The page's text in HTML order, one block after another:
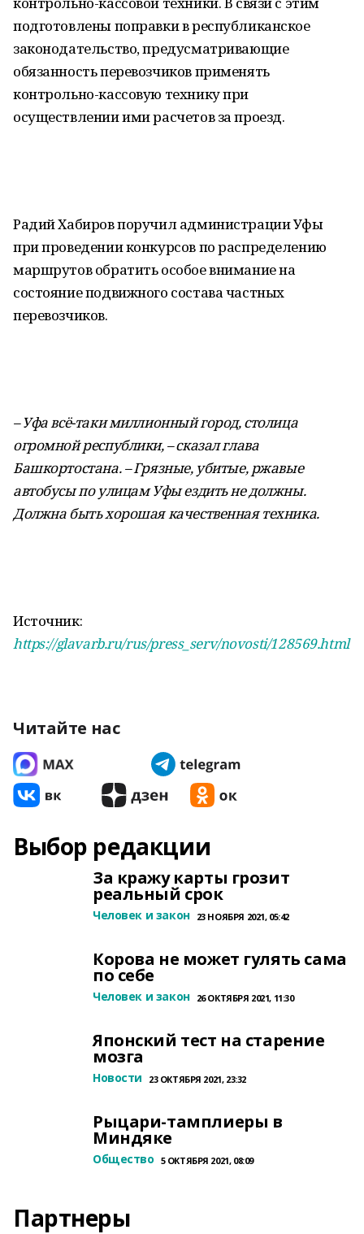
подготовлены поправки в республиканское
законодательство, предусматривающие
обязанность перевозчиков применять
контрольно-кассовую технику при
осуществлении ими расчетов за проезд.
Радий Хабиров поручил администрации Уфы
при проведении конкурсов по распределению
маршрутов обратить особое внимание на
состояние подвижного состава частных
перевозчиков.
– Уфа всё-таки миллионный город, столица
огромной республики, – сказал глава
Башкортостана. – Грязные, убитые, ржавые
автобусы по улицам Уфы ездить не должны.
Должна быть хорошая качественная техника.
Источник:
https://glavarb.ru/rus/press_serv/novosti/128569.html
Читайте нас
Выбор редакции
За кражу карты грозит
реальный срок
Человек и закон 23 НОЯБРЯ 2021, 05:42
Корова не может гулять сама
по себе
Человек и закон 26 ОКТЯБРЯ 2021, 11:30
Японский тест на старение
мозга
Новости 23 ОКТЯБРЯ 2021, 23:32
Рыцари-тамплиеры в
Миндяке
Общество 5 ОКТЯБРЯ 2021, 08:09
Партнеры